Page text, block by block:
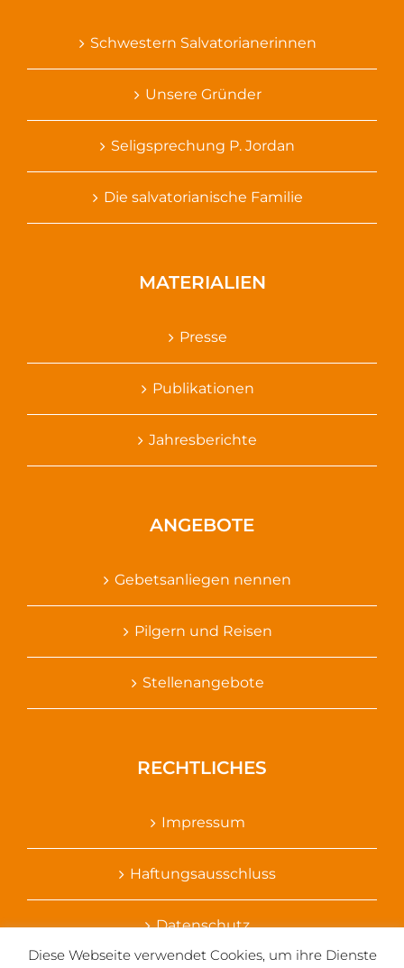
Schwestern Salvatorianerinnen
Unsere Gründer
Seligsprechung P. Jordan
Die salvatorianische Familie
MATERIALIEN
Presse
Publikationen
Jahresberichte
ANGEBOTE
Gebetsanliegen nennen
Pilgern und Reisen
Stellenangebote
RECHTLICHES
Impressum
Haftungsausschluss
Datenschutz
Diese Webseite verwendet Cookies, um ihre Dienste